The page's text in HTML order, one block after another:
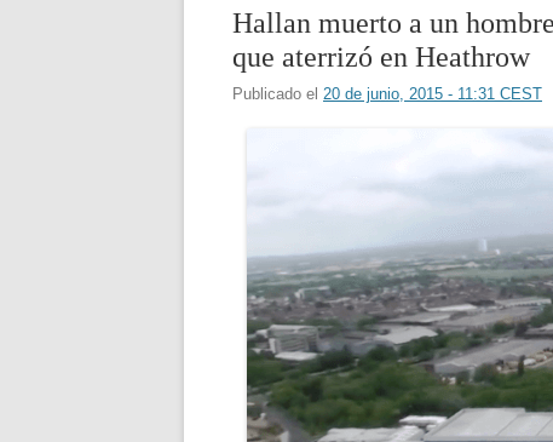
Hallan muerto a un
que aterrizó en Heathrow
Publicado el 20 de junio, 2015 - 11:31 CEST